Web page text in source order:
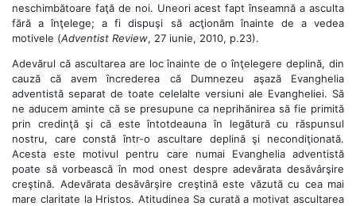
neschimbătoare faţă de noi. Uneori acest fapt înseamnă a asculta
fără a înţelege; a fi dispuşi să acţionăm înainte de a vedea
motivele (Adventist Review, 27 iunie, 2010, p.23).
Adevărul că ascultarea are loc înainte de o înţelegere deplină, din
cauză că avem încrederea că Dumnezeu aşază Evanghelia
adventistă separat de toate celelalte versiuni ale Evangheliei. Să
ne aducem aminte că se presupune ca neprihănirea să fie primită
prin credinţă şi că este întotdeauna în legătură cu răspunsul
nostru, care constă într-o ascultare deplină şi necondiţionată.
Acesta este motivul pentru care numai Evanghelia adventistă
poate să vorbească în mod onest despre adevărata desăvârşire
creştină. Adevărata desăvârşire creştină este văzută cu cea mai
mare claritate la Hristos. Atitudinea Sa curată a motivat ascultarea